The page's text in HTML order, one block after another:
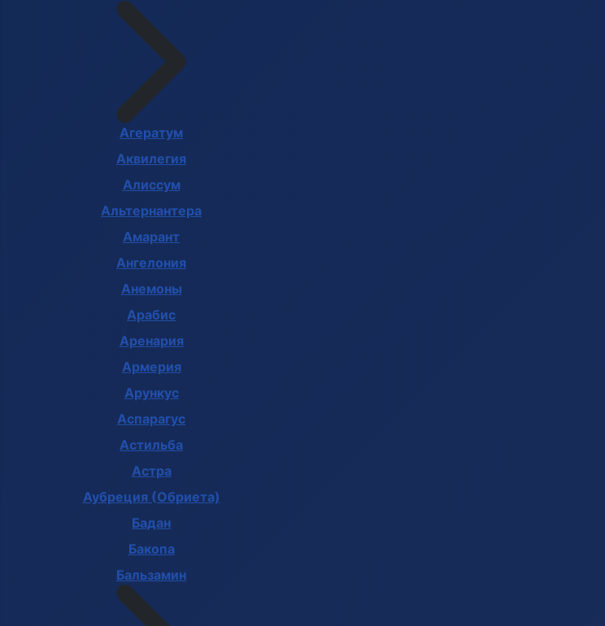
Агератум
Аквилегия
Алиссум
Альтернантера
Амарант
Ангелония
Анемоны
Арабис
Аренария
Армерия
Арункус
Аспарагус
Астильба
Астра
Аубреция (Обриета)
Бадан
Бакопа
Бальзамин